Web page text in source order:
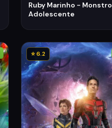
Ruby Marinho - Monstro
Adolescente
⭐ 6.2